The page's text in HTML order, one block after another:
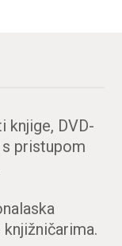
knjige, DVD-
pristupom